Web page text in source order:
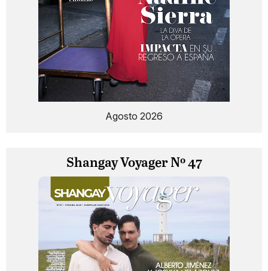
Agosto 2026
Shangay Voyager Nº 47